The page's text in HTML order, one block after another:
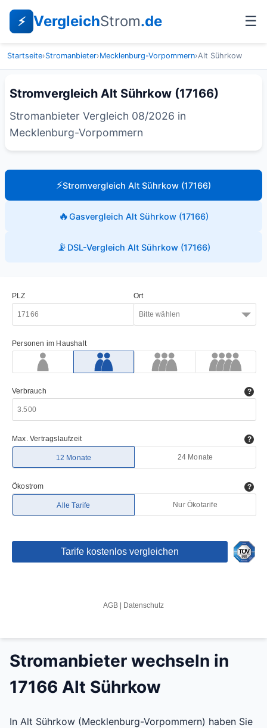
⚡ VergleichStrom.de ☰
Startseite›Stromanbieter›Mecklenburg-Vorpommern›Alt Sührkow
Stromvergleich Alt Sührkow (17166)
Stromanbieter Vergleich 08/2026 in
Mecklenburg-Vorpommern
⚡Stromvergleich Alt Sührkow (17166)
🔥Gasvergleich Alt Sührkow (17166)
📡 DSL-Vergleich Alt Sührkow (17166)
Stromanbieter wechseln in
17166 Alt Sührkow
In Alt Sührkow (Mecklenburg-Vorpommern) haben Sie